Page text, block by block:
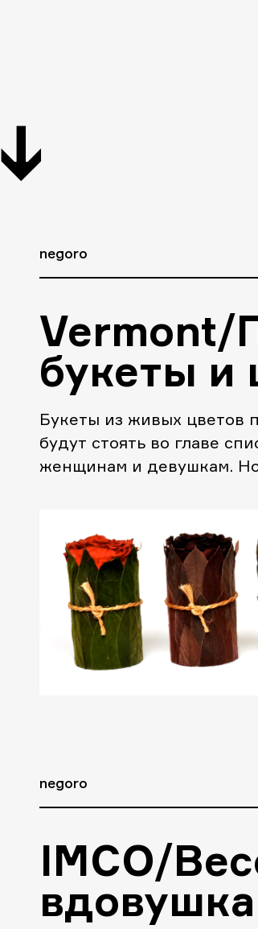
↓
negoro
Vermont/
букеты и
Букеты из живых цветов
будут стоять во главе
женщинам и девушкам.
negoro
IMCO/
вдовушка